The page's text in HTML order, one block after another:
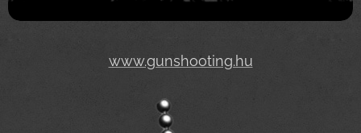
www.gunshooting.hu